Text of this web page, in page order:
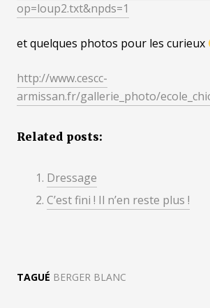
op=loup2.txt&npds=1
et quelques photos pour les curieux
http://www.cescc-
armissan.fr/gallerie_photo/
Related posts:
Dressage
C’est fini ! Il n’en reste plus !
TAGUÉ BERGER BLANC